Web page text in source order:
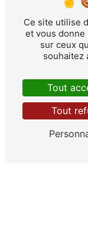
le
tout en
parfait état
Conseils
Parce que
équipe est
conseils
besoins.
cherchant à
un cycliste
orienter
Ce site utilise
et vous donne
sur ceux
souhaitez
Tout
Tout